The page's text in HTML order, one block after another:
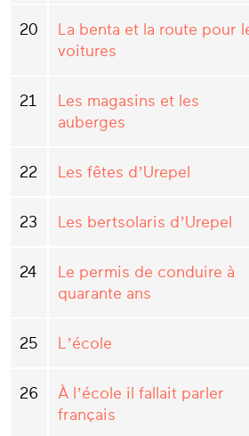
20
La benta et la route pour
voitures
21
Les magasins et les
auberges
22 Les fêtes d’Urepel
23 Les bertsolaris d’Urepel
24
Le permis de conduire à
quarante ans
25 L’école
26
À l’école il fallait parler
français